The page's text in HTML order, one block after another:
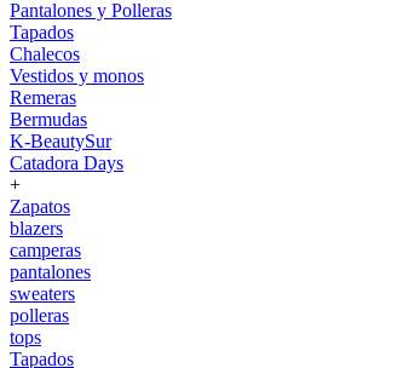
Pantalones y Polleras
Tapados
Chalecos
Vestidos y monos
Remeras
Bermudas
K-BeautySur
Catadora Days
+
Zapatos
blazers
camperas
pantalones
sweaters
polleras
tops
Tapados